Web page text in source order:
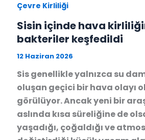
Çevre Kirliliği
Sisin içinde hava
bakteriler keşfedildi
12 Haziran 2026
Sis genellikle yalnızca su
oluşan geçici bir hava olayı
görülüyor. Ancak yeni bir
aslında kısa süreliğine de
yaşadığı, çoğaldığı ve